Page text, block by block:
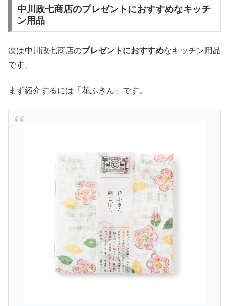
中川政七商店のプレゼントにおすすめなキッチ
ン用品
次は中川政七商店のプレゼント におすすめなキッチン用品
です。
まず紹介するには「花ふきん」です。